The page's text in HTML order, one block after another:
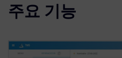
주요 기능